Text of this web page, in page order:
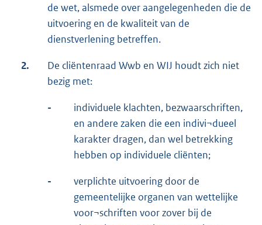
de wet, alsmede over aangelegenheden die de
uitvoering en de kwaliteit van de
dienstverlening betreffen.
2.
De cliëntenraad Wwb en WIJ houdt zich niet
bezig met:
-
individuele klachten, bezwaarschriften,
en andere zaken die een indivi¬dueel
karakter dragen, dan wel betrekking
hebben op individuele cliënten;
-
verplichte uitvoering door de
gemeentelijke organen van wettelijke
voor¬schriften voor zover bij de